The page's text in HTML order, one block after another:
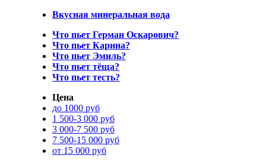
Вкусная минеральная вода
Что пьет Герман Оскарович?
Что пьет Карина?
Что пьет Эмиль?
Что пьет тёща?
Что пьет тесть?
Цена
до 1000 руб
1 500-3 000 руб
3 000-7 500 руб
7 500-15 000 руб
от 15 000 руб